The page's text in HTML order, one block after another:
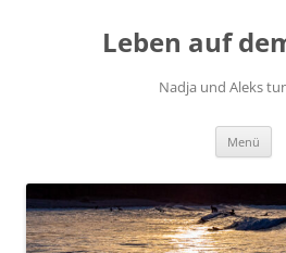
Leben auf
Nadja und Aleks
Menü